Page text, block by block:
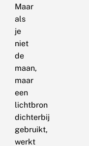
Maar
als
je
niet
de
maan,
maar
een
lichtbron
dichterbij
gebruikt,
werkt